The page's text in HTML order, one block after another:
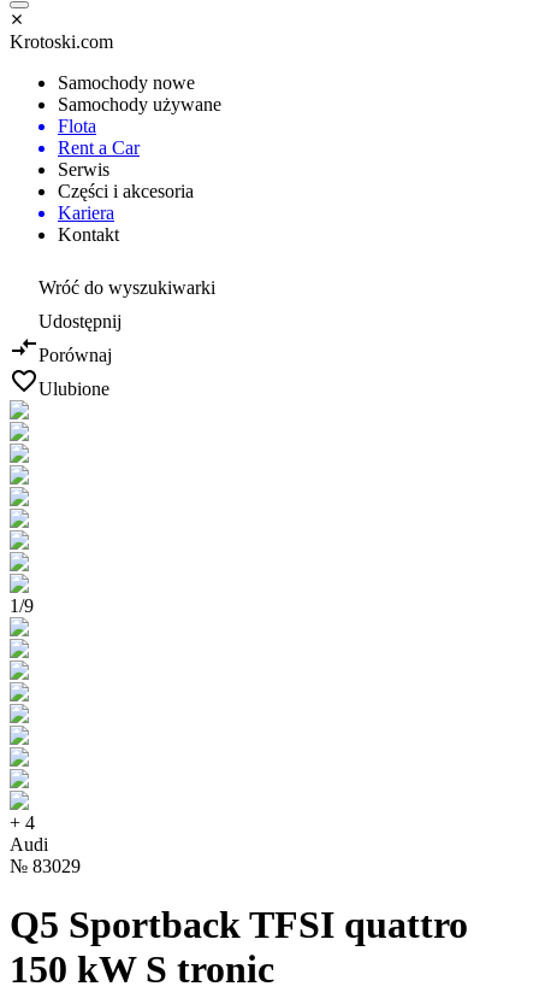
Krotoski.com
Samochody nowe
Samochody używane
Flota
Rent a Car
Serwis
Części i akcesoria
Kariera
Kontakt
Wróć do wyszukiwarki
Udostępnij
Porównaj
Ulubione
1/9
+ 4
Audi
№ 83029
Q5 Sportback TFSI quattro
150 kW S tronic